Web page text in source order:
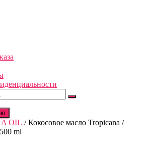
OIL / Кокосовое масло Tropicana /
ml